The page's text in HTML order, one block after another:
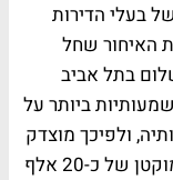
בעלי הדירות
האיחור שחל
בתל אביב
ביותר על
ולפיכך מוצדק
לפסוק רק לטובת שניים מהזוגות פיצוי מוקטן של כ-20 אלף